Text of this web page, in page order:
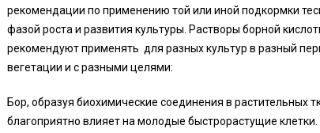
рекомендации по применению той или иной подкормки
фазой роста и развития культуры. Растворы борной
рекомендуют применять для разных культур в разный
вегетации и с разными целями:
Бор, образуя биохимические соединения в растительных
благоприятно влияет на молодые быстрорастущие